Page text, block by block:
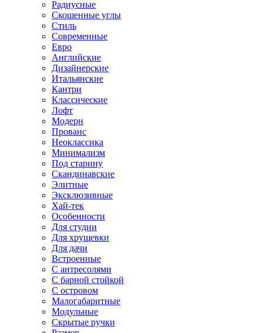
Радиусные
Скошенные углы
Стиль
Современные
Евро
Английские
Дизайнерские
Итальянские
Кантри
Классические
Лофт
Модерн
Прованс
Неоклассика
Минимализм
Под старину
Скандинавские
Элитные
Эксклюзивные
Хай-тек
Особенности
Для студии
Для хрущевки
Для дачи
Встроенные
С антресолями
С барной стойкой
С островом
Малогабаритные
Модульные
Скрытые ручки